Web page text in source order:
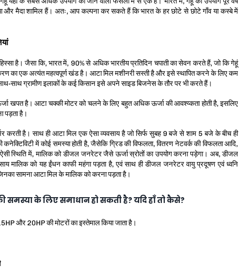
और मैदा शामिल हैं। अतः, आप कल्पना कर सकते हैं कि भारत के हर छोटे से छोटे गाँव या कस्बे में
है। जैसा कि, भारत में, 90% से अधिक भारतीय प्रतिदिन चपाती का सेवन करते हैं, जो कि गेहूं
का एक अत्यंत महत्वपूर्ण खंड है। आटा मिल मशीनरी सस्ती है और इसे स्थापित करने के लिए कम
साथ ग्रामीण इलाकों के कई किसान इसे अपने साइड बिजनेस के तौर पर भी करते हैं।
खपत है। आटा चक्की मोटर को चलने के लिए बहुत अधिक ऊर्जा की आवश्य्कता होती है, इसलिए
पड़ता है।
करती है। साथ ही आटा मिल एक ऐसा व्यवसाय है जो सिर्फ सुबह 9 बजे से शाम 5 बजे के बीच ही
कनेक्टिविटी में कोई समस्या होती है, जैसेकि ग्रिड की विफलता, वितरण नेटवर्क की विफलता आदि,
स्थिति में, मालिक को डीजल जनरेटर जैसे ऊर्जा स्रोतों का उपयोग करना पड़ेगा। अब, डीजल
मालिक को यह ईंधन काफी महंगा पड़ता है, एवं साथ ही डीजल जनरेटर वायु प्रदूषण एवं ध्वनि
सामना आटा मिल के मालिक को करना पड़ता है।
समस्या के लिए समाधान हो सकती है? यदि हाँ तो कैसे?
और 20HP की मोटरों का इस्तेमाल किया जाता है।